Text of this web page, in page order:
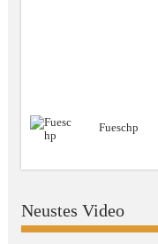
Fueschp
Neustes Video